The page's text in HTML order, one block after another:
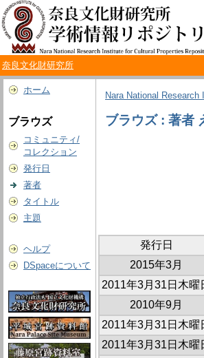
奈良文化財研究所
ホーム
ブラウズ
コミュニティ/
コレクション
発行日
著者
タイトル
主題
ヘルプ
DSpaceについて
Nara National
ブラウズ : 著者
発行日
2015年3月
2011年3月31日木曜
2010年9月
2011年3月31日木曜
2011年3月31日木曜